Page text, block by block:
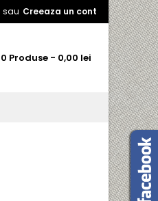
sau Creeaza un cont
0 Produse - 0,00 lei